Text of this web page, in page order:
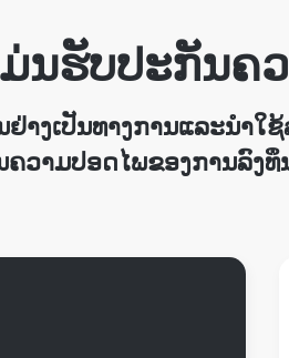
ນຮັບປະກັນຄ
າງເປັນທາງການແລະນໍາໃ
ວາມປອດໄພຂອງການລົງທຶ